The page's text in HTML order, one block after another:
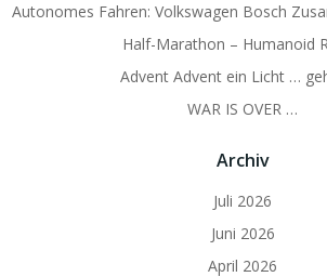
Autonomes Fahren: Volkswagen Bosch
Half-Marathon – Humanoid
Advent Advent ein Licht …
WAR IS OVER …
Archiv
Juli 2026
Juni 2026
April 2026